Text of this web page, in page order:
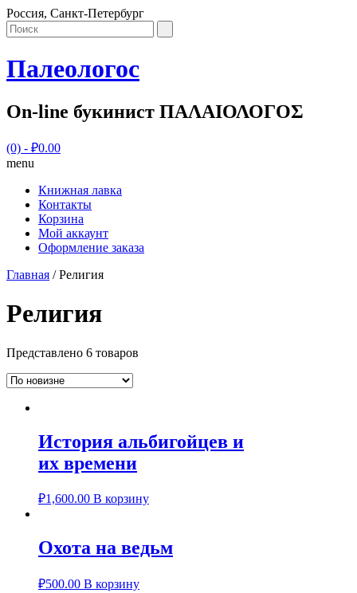
Россия, Санкт-Петербург
Палеологос
On-line букинист ΠΑΛΑΙΟΛΟΓΟΣ
(0) - ₽0.00
menu
Книжная лавка
Контакты
Корзина
Мой аккаунт
Оформление заказа
Главная / Религия
Религия
Представлено 6 товаров
История альбигойцев и
их времени
₽1,600.00 В корзину
Охота на ведьм
₽500.00 В корзину